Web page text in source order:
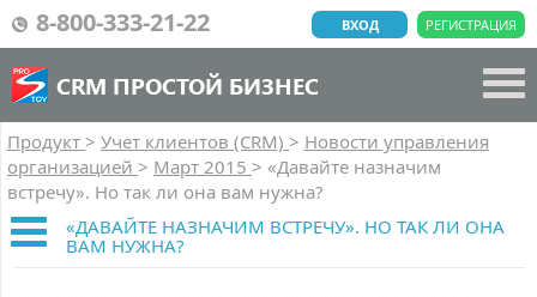
8-800-333-21-22 РЕГИСТРАЦИЯ
ВХОД
CRM ПРОСТОЙ БИЗНЕС
Продукт > Учет клиентов (CRM) > Новости управления
организацией > Март 2015 > «Давайте назначим
встречу». Но так ли она вам нужна?
«ДАВАЙТЕ НАЗНАЧИМ ВСТРЕЧУ». НО ТАК ЛИ ОНА
ВАМ НУЖНА?